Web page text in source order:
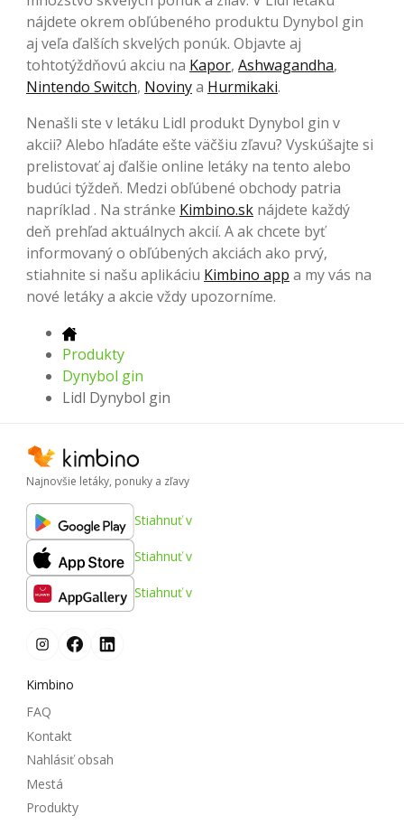
nájdete okrem obľúbeného produktu Dynybol gin
aj veľa ďalších skvelých ponúk. Objavte aj
tohtotýždňovú akciu na Kapor, Ashwagandha,
Nintendo Switch, Novinya Hurmikaki.
Nenašli ste v letáku Lidl produkt Dynybol gin v
akcii? Alebo hľadáte ešte väčšiu zľavu? Vyskúšajte si
prelistovať aj ďalšie online letáky na tento alebo
budúci týždeň. Medzi obľúbené obchody patria
napríklad . Na stránke Kimbino.sk nájdete každý
deň prehľad aktuálnych akcií. A ak chcete byť
informovaný o obľúbených akciách ako prvý,
stiahnite si našu aplikáciu Kimbino app a my vás na
nové letáky a akcie vždy upozorníme.
Produkty
Dynybol gin
Lidl Dynybol gin
Najnovšie letáky, ponuky a zľavy
Stiahnuť v
Stiahnuť v
Stiahnuť v
Kimbino
FAQ
Kontakt
Nahlásiť obsah
Mestá
Produkty